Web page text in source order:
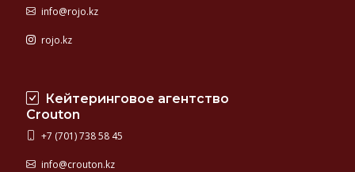
info@rojo.kz
rojo.kz
Кейтеринговое агентство
Crouton
+7 (701) 738 58 45
info@crouton.kz